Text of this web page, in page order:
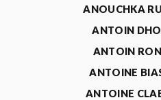
ANOUCHKA
ANTOIN
ANTOIN
ANTOINE
ANTOINE